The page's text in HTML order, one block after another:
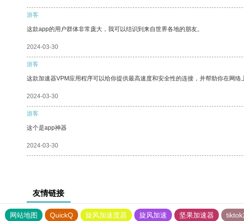
游客
这款app的用户群体非常庞大，我可以结识到来自世界各地的朋友。
2024-03-30
游客
这款加速器VPM应用程序可以给你提供最高速度和安全性的连接，并帮助你在网络
2024-03-30
游客
这个是app神器
2024-03-30
友情链接
网站地图 QuickQ 旋风加速度器 旋风加速 坚果加速器 tiktok